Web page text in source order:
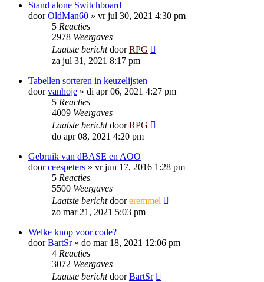
Stand alone Switchboard
doorOldMan60 » vr jul 30, 2021 4:30 pm
5 Reacties
2978 Weergaves
Laatste berichtdoorRPG
za jul 31, 2021 8:17 pm
Tabellen sorteren in keuzelijsten
doorvanhoje » di apr 06, 2021 4:27 pm
5 Reacties
4009 Weergaves
Laatste berichtdoorRPG
do apr 08, 2021 4:20 pm
Gebruik van dBASE en AOO
doorceespeters » vr jun 17, 2016 1:28 pm
5 Reacties
5500 Weergaves
Laatste berichtdooreremmel
zo mar 21, 2021 5:03 pm
Welke knop voor code?
doorBartSr» do mar 18, 2021 12:06 pm
4 Reacties
3072 Weergaves
Laatste berichtdoorBartSr